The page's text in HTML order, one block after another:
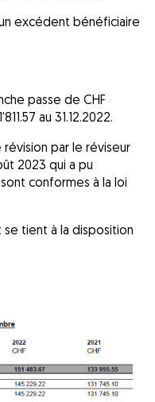
excédent bénéficiaire
passe de CHF
au 31.12.2022.
par le réviseur
2023 qui a pu
conformes à la loi
se tient à la disposition